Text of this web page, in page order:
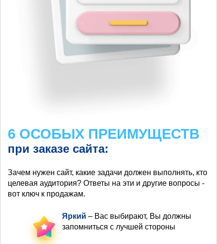
6 ОСОБЫХ ПРЕИМУЩЕСТВ
при заказе сайта:
Зачем нужен сайт, какие задачи должен выполнять, кто
целевая аудитория? Ответы на эти и другие вопросы -
вот ключ к продажам.
Яркий – Вас выбирают, Вы должны
запомниться с лучшей стороны